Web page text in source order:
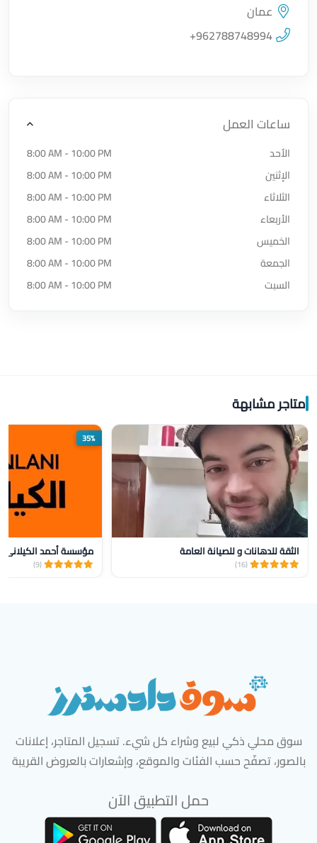
اضغط لتحميل الموقع
عمان
+962788748994
ساعات العمل
الأحد
8:00 AM - 10:00 PM
الإثنين
8:00 AM - 10:00 PM
الثلاثاء
8:00 AM - 10:00 PM
الأربعاء
8:00 AM - 10:00 PM
الخميس
8:00 AM - 10:00 PM
الجمعة
8:00 AM - 10:00 PM
السبت
8:00 AM - 10:00 PM
متاجر مشابهة
الثقة للدهانات و للصيانة العامة
(16)
35%
(9)
سوق محلي ذكي لبيع وشراء كل شيء. تسجيل المتاجر، إعلانات
بالصور، تصفّح حسب الفئات والموقع، وإشعارات بالعروض القريبة
حمل التطبيق الآن